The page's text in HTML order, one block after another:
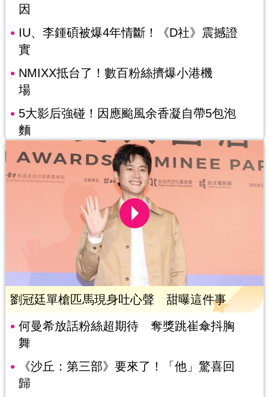
因
IU、李鍾碩被爆4年情斷！《D社》震撼證
實
NMIXX抵台了！數百粉絲擠爆小港機
場
5大影后強碰！因應颱風余香凝自帶5包泡
麵
劉冠廷單槍匹馬現身吐心聲 甜曝這件事
何曼希放話粉絲超期待 奪獎跳崔傘抖胸
舞
《沙丘：第三部》要來了！「他」驚喜回
歸